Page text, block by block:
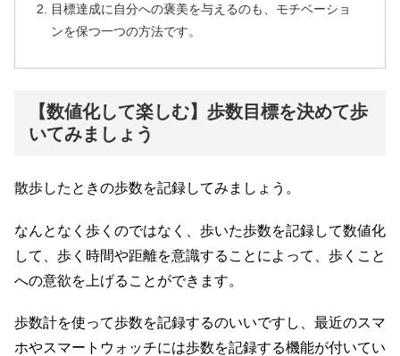
目標達成に自分への褒美を与えるのも、モチベーショ
ンを保つ一つの方法です。
【数値化して楽しむ】歩数目標を決めて歩
いてみましょう
散歩したときの歩数を記録してみましょう。
なんとなく歩くのではなく、歩いた歩数を記録して数値化
して、歩く時間や距離を意識することによって、歩くこと
への意欲を上げることができます。
歩数計を使って歩数を記録するのいいですし、最近のスマ
ホやスマートウォッチには歩数を記録する機能が付いてい